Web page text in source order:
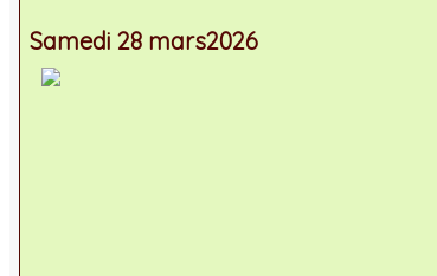
Samedi 28 mars2026